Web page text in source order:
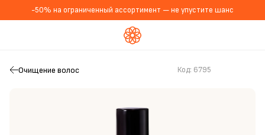
-50% на ограниченный ассортимент — не упустите шанс
Очищение волос Код: 6795